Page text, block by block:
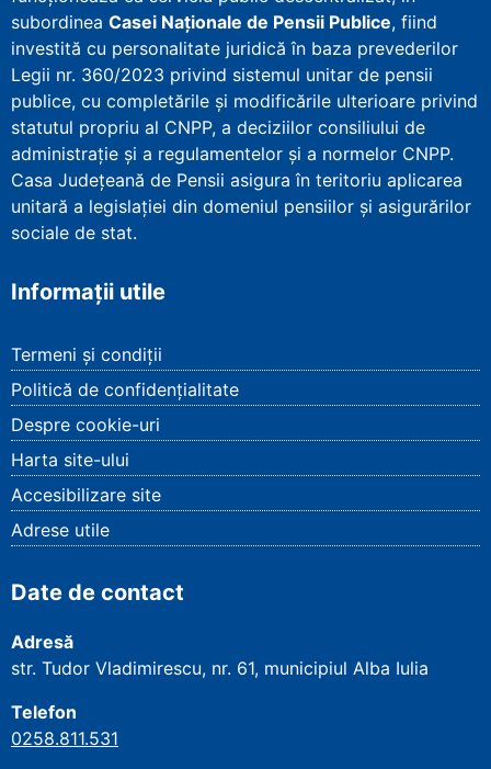
subordinea Casei Naționale de Pensii Publice, fiind
investită cu personalitate juridică în baza prevederilor
Legii nr. 360/2023 privind sistemul unitar de pensii
publice, cu completările și modificările ulterioare privind
statutul propriu al CNPP, a deciziilor consiliului de
administrație și a regulamentelor și a normelor CNPP.
Casa Județeană de Pensii asigura în teritoriu aplicarea
unitară a legislației din domeniul pensiilor și asigurărilor
sociale de stat.
Informații utile
Termeni și condiții
Politică de confidențialitate
Despre cookie-uri
Harta site-ului
Accesibilizare site
Adrese utile
Date de contact
Adresă
str. Tudor Vladimirescu, nr. 61, municipiul Alba Iulia
Telefon
0258.811.531